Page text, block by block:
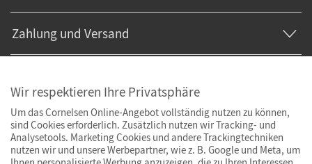
Zahlung und Versand
Wir respektieren Ihre Privatsphäre
Um das Cornelsen Online-Angebot vollständig nutzen zu können,
sind Cookies erforderlich. Zusätzlich nutzen wir Tracking- und
Analysetools. Marketing Cookies und andere Trackingtechniken
nutzen wir und unsere Werbepartner, wie z. B. Google und Meta, um